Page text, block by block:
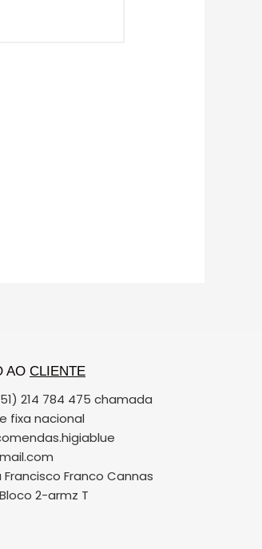
AO CLIENTE
214 784 475 chamada
fixa nacional
Francisco Franco Cannas
2-armz T